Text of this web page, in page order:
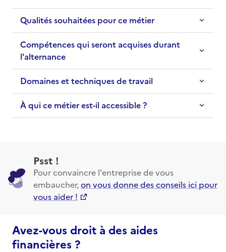
Qualités souhaitées pour ce métier
Compétences qui seront acquises durant
l'alternance
Domaines et techniques de travail
À qui ce métier est-il accessible ?
Psst !
Pour convaincre l'entreprise de vous
embaucher,on vous donne des conseils ici pour
vous aider !
Avez-vous droit à des aides
financières ?